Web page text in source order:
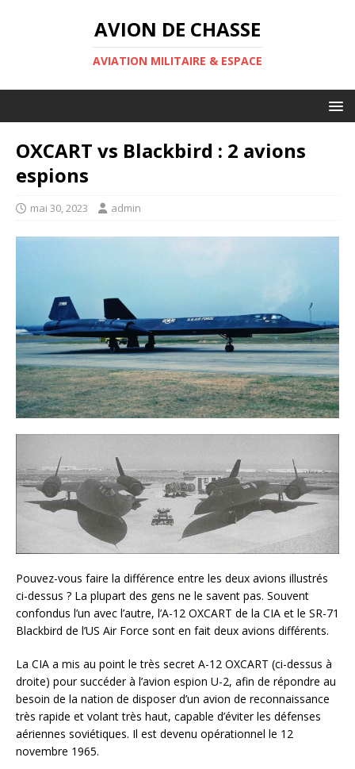
AVION DE CHASSE
AVIATION MILITAIRE & ESPACE
OXCART vs Blackbird : 2 avions
espions
mai 30, 2023 admin
Pouvez-vous faire la différence entre les deux avions illustrés
ci-dessus ? La plupart des gens ne le savent pas. Souvent
confondus l’un avec l’autre, l’A-12 OXCART de la CIA et le SR-71
Blackbird de l’US Air Force sont en fait deux avions différents.
La CIA a mis au point le très secret A-12 OXCART (ci-dessus à
droite) pour succéder à l’avion espion U-2, afin de répondre au
besoin de la nation de disposer d’un avion de reconnaissance
très rapide et volant très haut, capable d’éviter les défenses
aériennes soviétiques. Il est devenu opérationnel le 12
novembre 1965.